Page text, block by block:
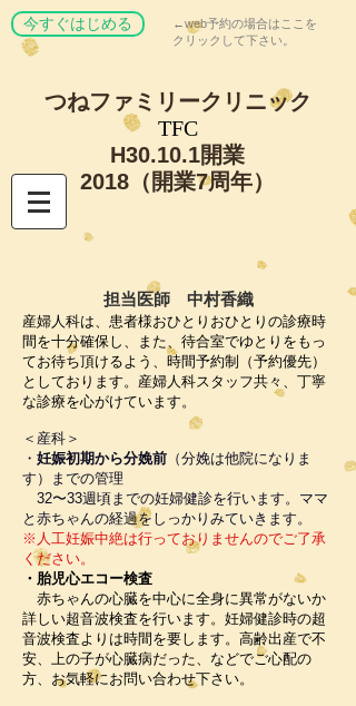
今すぐはじめる
←web予約の場合はここを
クリックして下さい。
つねファミリークリニック
​TFC
​H30.10.1開業
​2018（開業7周年）
担当医師 中村香織
産婦人科は、患者様おひとりおひとりの診療時
間を十分確保し、また、待合室でゆとりをもっ
てお待ち頂けるよう、時間予約制（予約優先）
としております。産婦人科スタッフ共々、丁寧
な診療を心がけています。
＜産科＞
・ 妊娠初期から分娩前 （分娩は他院になりま
す）までの管理
32〜33週頃までの妊婦健診を行います。ママ
と赤ちゃんの経過をしっかりみていきます。
​※ 人工妊娠中絶は行っておりませんのでご了承
ください。
・胎児心エコー検査
赤ちゃんの心臓を中心に全身に異常がないか
詳しい超音波検査を行います。妊婦健診時の超
音波検査よりは時間を要します。高齢出産で不
安、上の子が心臓病だった、などでご心配の
方、お気軽にお問い合わせ下さい。